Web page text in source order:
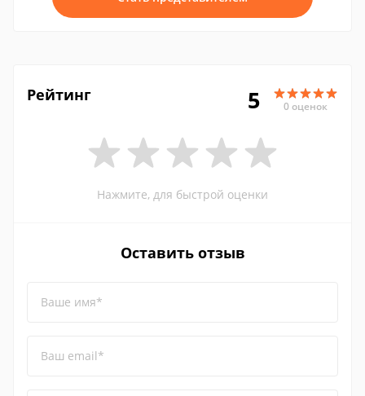
Рейтинг 5 0 оценок
Нажмите, для быстрой оценки
Оставить отзыв
Ваше имя*
Ваш email*